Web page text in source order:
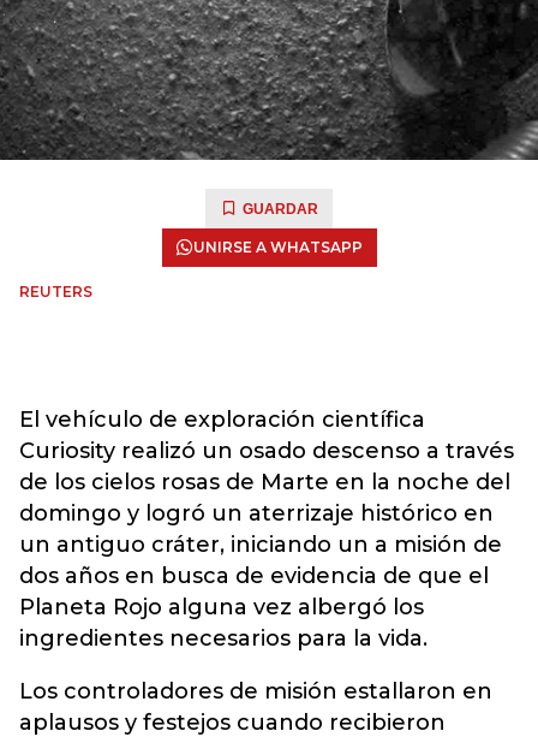
GUARDAR
UNIRSE A WHATSAPP
REUTERS
El vehículo de exploración científica
Curiosity realizó un osado descenso a través
de los cielos rosas de Marte en la noche del
domingo y logró un aterrizaje histórico en
un antiguo cráter, iniciando un a misión de
dos años en busca de evidencia de que el
Planeta Rojo alguna vez albergó los
ingredientes necesarios para la vida.
Los controladores de misión estallaron en
aplausos y festejos cuando recibieron